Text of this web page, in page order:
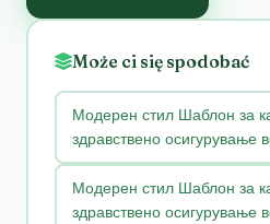
Może ci się spodobać
Модерен стил Шаблон за
здравствено осигурување
Модерен стил Шаблон за
здравствено осигурување